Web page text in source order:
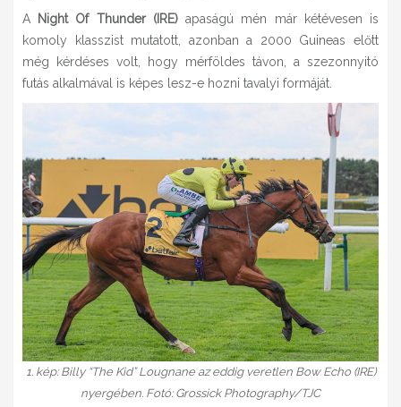
A Night Of Thunder (IRE)apaságú mén már kétévesen is
komoly klasszist mutatott, azonban a 2000 Guineas előtt
még kérdéses volt, hogy mérföldes távon, a szezonnyitó
futás alkalmával is képes lesz-e hozni tavalyi formáját.
1. kép: Billy “The Kid” Lougnane az eddig veretlen Bow Echo (IRE)
nyergében. Fotó: Grossick Photography/TJC